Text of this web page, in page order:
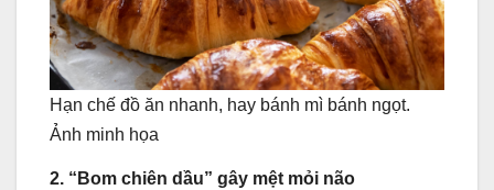
Hạn chế đồ ăn nhanh, hay bánh mì bánh ngọt.
Ảnh minh họa
2. “Bom chiên dầu” gây mệt mỏi não